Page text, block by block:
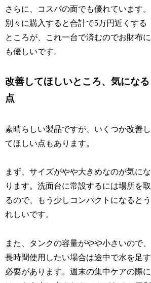
さらに、コスパの面でも優れています。
別々に購入すると合計で5万円近くする
ところが、これ一台で済むのでお財布に
も優しいです。
改善してほしいところ、気になる
点
素晴らしい製品ですが、いくつか改善し
てほしい点もあります。
まず、サイズがやや大きめなのが気にな
ります。洗面台に常設するには場所を取
るので、もう少しコンパクトになるとう
れしいです。
また、タンクの容量がやや小さいので、
長時間使用したい場合は途中で水を足す
必要があります。週末の集中ケアの際に